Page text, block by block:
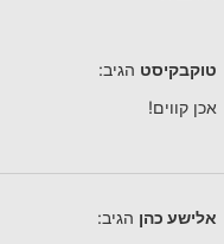
טוקבקיסט הגיב:
אכן קווים!
אלישע כהן הגיב: